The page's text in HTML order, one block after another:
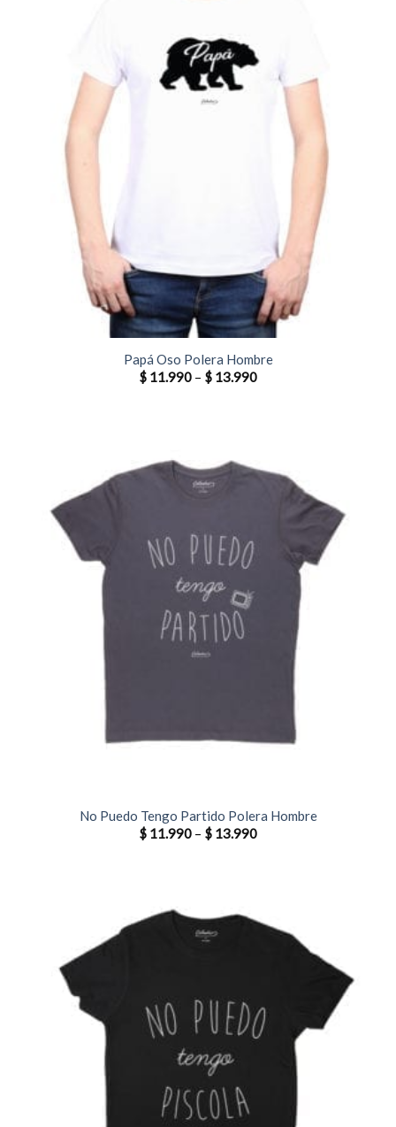
Papá Oso Polera Hombre
$ 11.990 – $ 13.990
No Puedo Tengo Partido Polera Hombre
$ 11.990 – $ 13.990